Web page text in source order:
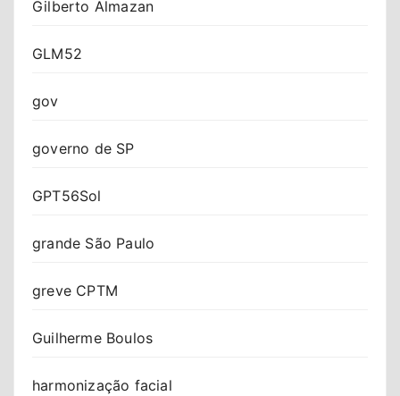
Gilberto Almazan
GLM52
gov
governo de SP
GPT56Sol
grande São Paulo
greve CPTM
Guilherme Boulos
harmonização facial